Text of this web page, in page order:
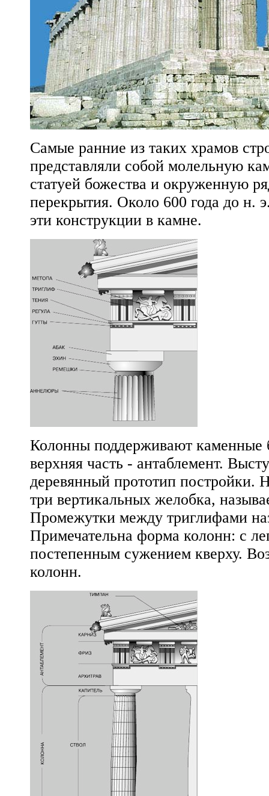
Самые ранние из таких храмов
представляли собой молельную
статуей божества и окруженную
перекрытия. Около 600 года до н.
эти конструкции в камне.
Колонны поддерживают каменные
верхняя часть - антаблемент.
деревянный прототип постройки.
три вертикальных желобка,
Промежутки между триглифами
Примечательна форма колонн: с
постепенным сужением кверху.
колонн.